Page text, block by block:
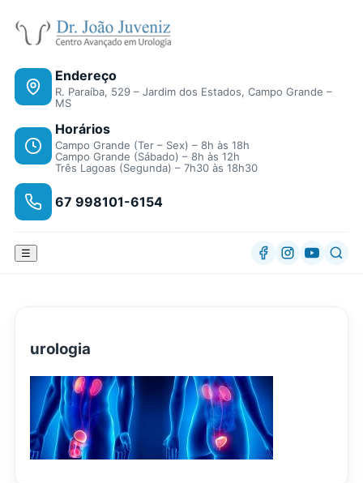
Endereço
R. Paraíba, 529 – Jardim dos Estados, Campo Grande –
MS
Horários
Campo Grande (Ter – Sex) – 8h às 18h
Campo Grande (Sábado) – 8h às 12h
Três Lagoas (Segunda) – 7h30 às 18h30
67 998101-6154
☰
urologia